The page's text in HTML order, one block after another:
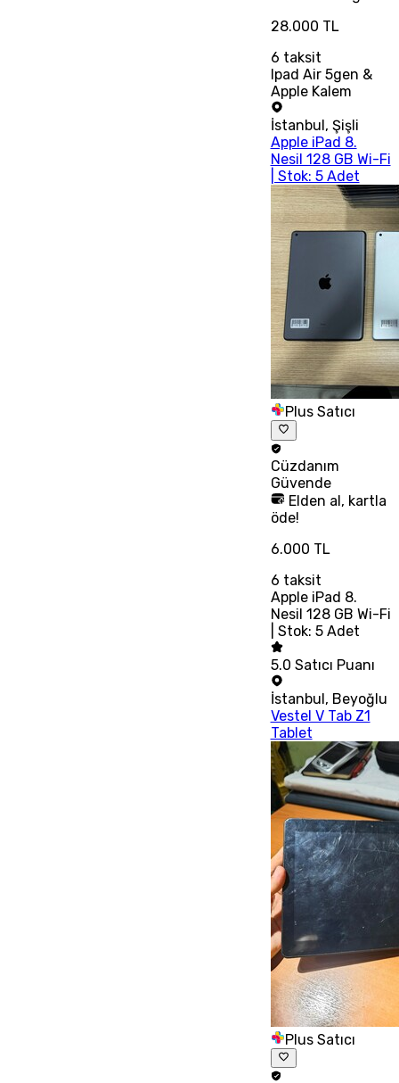
28.000 TL
6 taksit
Ipad Air 5gen &
Apple Kalem
İstanbul , Şişli
Apple iPad 8.
Nesil 128 GB Wi-Fi
| Stok: 5 Adet
Plus Satıcı
Cüzdanım
Güvende
Elden al, kartla
öde!
6.000 TL
6 taksit
Apple iPad 8.
Nesil 128 GB Wi-Fi
| Stok: 5 Adet
5.0 Satıcı Puanı
İstanbul, Beyoğlu
Vestel V Tab Z1
Tablet
Plus Satıcı